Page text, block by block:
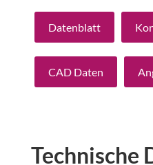
Datenblatt
CAD Daten
Technische